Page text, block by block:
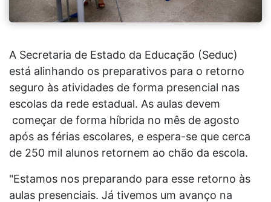
A Secretaria de Estado da Educação (Seduc)
está alinhando os preparativos para o retorno
seguro às atividades de forma presencial nas
escolas da rede estadual. As aulas devem
começar de forma híbrida no mês de agosto
após as férias escolares, e espera-se que cerca
de 250 mil alunos retornem ao chão da escola.
"Estamos nos preparando para esse retorno às
aulas presenciais. Já tivemos um avanço na